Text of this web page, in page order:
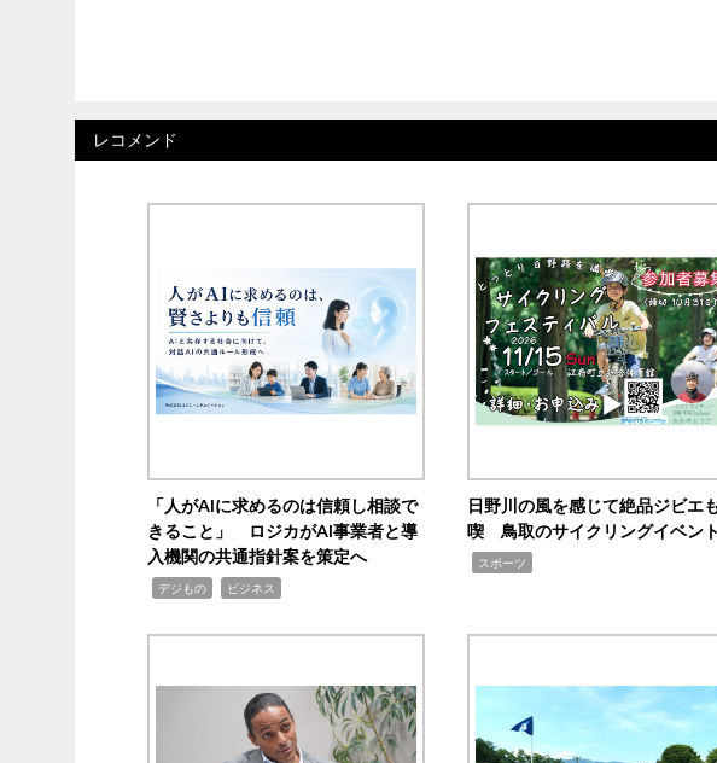
レコメンド
「人がAIに求めるのは信頼し相談で
きること」 ロジカがAI事業者と導
入機関の共通指針案を策定へ
デジもの ビジネス
日野川の風を感じて絶品ジビエ
喫 鳥取のサイクリングイベント
スポーツ